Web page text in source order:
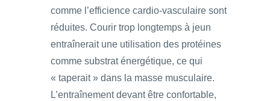
comme l’efficience cardio-vasculaire sont
réduites. Courir trop longtemps à jeun
entraînerait une utilisation des protéines
comme substrat énergétique, ce qui
« taperait » dans la masse musculaire.
L’entraînement devant être confortable,